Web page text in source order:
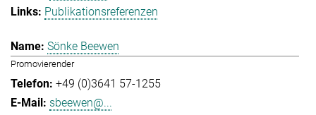
Publikationsreferenzen
Sönke Beewen
Promovierender
+49 (0)3641 57-1255
sbeewen@...